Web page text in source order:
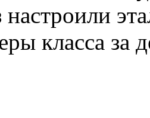
класса за